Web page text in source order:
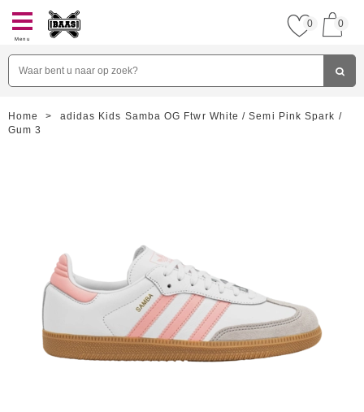
Menu
0 0
Home >
adidas Kids Samba OG Ftwr White / Semi Pink Spark /
Gum 3